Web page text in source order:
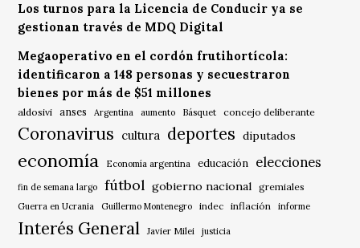
Los turnos para la Licencia de Conducir ya se
gestionan través de MDQ Digital
Megaoperativo en el cordón frutihortícola:
identificaron a 148 personas y secuestraron
bienes por más de $51 millones
aldosivi anses Argentina aumento Básquet concejo deliberante
Coronavirus cultura deportes diputados
economía Economía argentina educación elecciones
fin de semana largo fútbol gobierno nacional gremiales
Guerra en Ucrania Guillermo Montenegro indec inflación informe
Interés General Javier Milei justicia